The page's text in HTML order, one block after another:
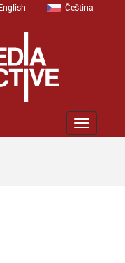
Čeština
Zobrazit
menu